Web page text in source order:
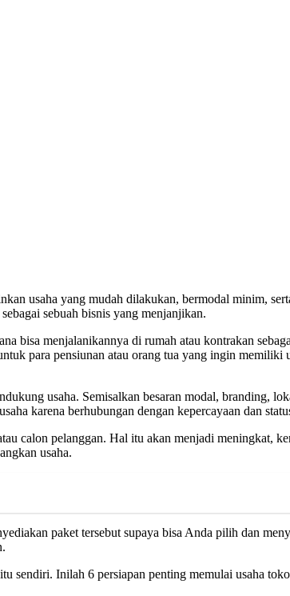
usaha yang mudah dilakukan, bermodal minim,
sebuah bisnis yang menjanjikan.
bisa menjalanikannya di rumah atau kontrakan
para pensiunan atau orang tua yang ingin memiliki
usaha. Semisalkan besaran modal, branding,
karena berhubungan dengan kepercayaan dan
calon pelanggan. Hal itu akan menjadi meningkat,
usaha.
paket tersebut supaya bisa Anda pilih dan
sendiri. Inilah 6 persiapan penting memulai usaha